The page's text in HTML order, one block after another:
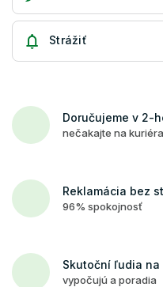
Strážiť
Doručujeme v 2-
nečakajte na
Reklamácia bez
96% spokojnosť
Skutoční ľudia
vypočujú a poradia